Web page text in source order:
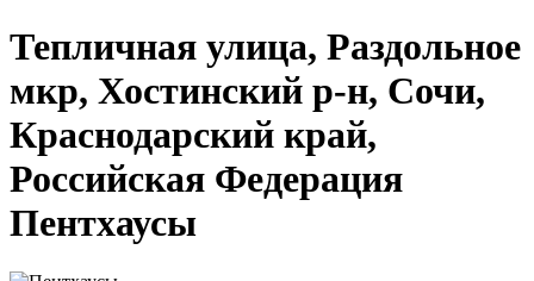
Тепличная улица, Раздольное
мкр, Хостинский р-н, Сочи,
Краснодарский край,
Российская Федерация
Пентхаусы